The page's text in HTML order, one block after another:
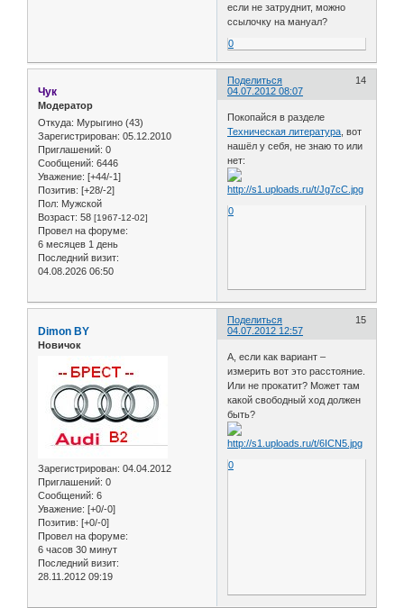
если не затруднит, можно
ссылочку на мануал?
0
Поделиться
14
04.07.2012 08:07
Чук
Модератор
Откуда: Мурыгино (43)
Зарегистрирован: 05.12.2010
Приглашений: 0
Сообщений: 6446
Уважение: [+44/-1]
Позитив: [+28/-2]
Пол: Мужской
Возраст: 58 [1967-12-02]
Провел на форуме:
6 месяцев 1 день
Последний визит:
04.08.2026 06:50
Покопайся в разделе
Техническая литература , вот
нашёл у себя, не знаю то или
нет:
0
Поделиться
15
04.07.2012 12:57
Dimon BY
Новичок
Зарегистрирован: 04.04.2012
Приглашений: 0
Сообщений: 6
Уважение: [+0/-0]
Позитив: [+0/-0]
Провел на форуме:
6 часов 30 минут
Последний визит:
28.11.2012 09:19
А, если как вариант –
измерить вот это расстояние.
Или не прокатит? Может там
какой свободный ход должен
быть?
0